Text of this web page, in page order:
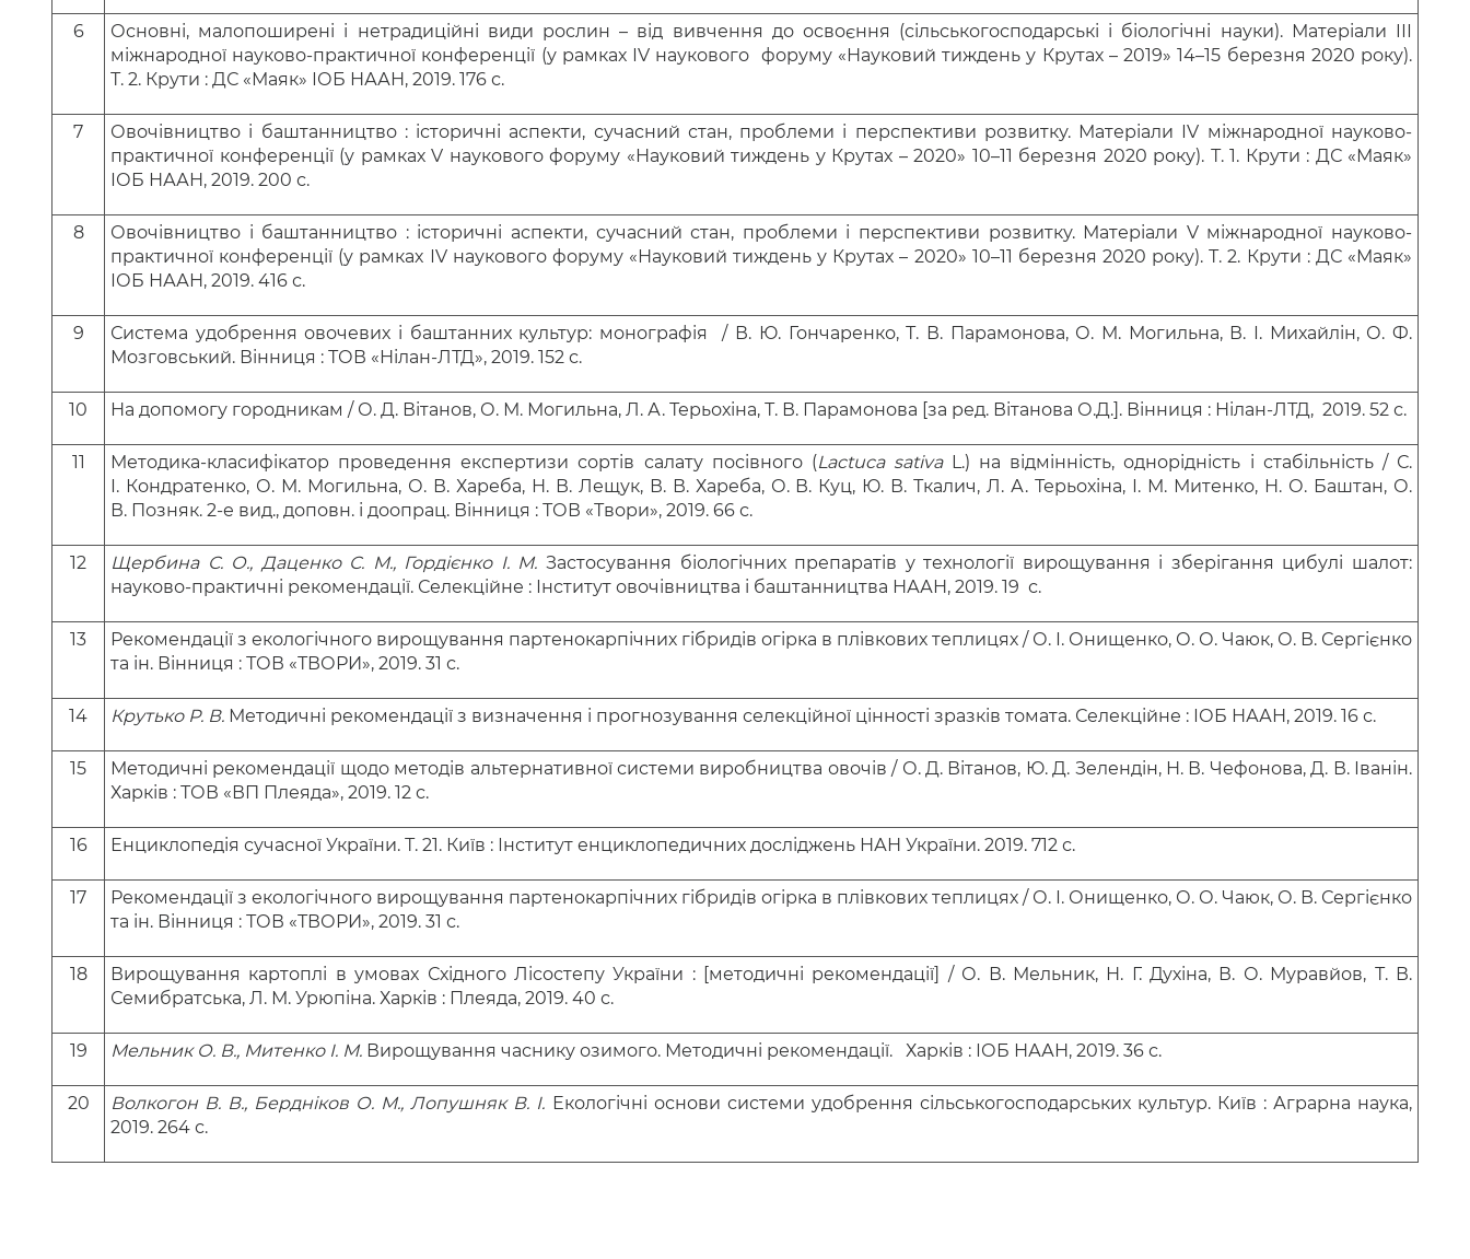
6
Основні, малопоширені і нетрадиційні види рослин – від вивчення до освоєння (сільськогосподарські і біологічні науки). Матеріали IІІ
міжнародної науково-практичної конференції (у рамках ІV наукового форуму «Науковий тиждень у Крутах – 2019» 14–15 березня 2020 року).
Т. 2. Крути : ДС «Маяк» ІОБ НААН, 2019. 176 с.
7
Овочівництво і баштанництво : історичні аспекти, сучасний стан, проблеми і перспективи розвитку. Матеріали ІV міжнародної науково-
практичної конференції (у рамках V наукового форуму «Науковий тиждень у Крутах – 2020» 10–11 березня 2020 року). Т. 1. Крути : ДС «Маяк»
ІОБ НААН, 2019. 200 с.
8
Овочівництво і баштанництво : історичні аспекти, сучасний стан, проблеми і перспективи розвитку. Матеріали V міжнародної науково-
практичної конференції (у рамках ІV наукового форуму «Науковий тиждень у Крутах – 2020» 10–11 березня 2020 року). Т. 2. Крути : ДС «Маяк»
ІОБ НААН, 2019. 416 с.
9 Система удобрення овочевих і баштанних культур: монографія / В. Ю. Гончаренко, Т. В. Парамонова, О. М. Могильна, В. І. Михайлін, О. Ф.
Мозговський. Вінниця : ТОВ «Нілан-ЛТД», 2019. 152 с.
10 На допомогу городникам / О. Д. Вітанов, О. М. Могильна, Л. А. Терьохіна, Т. В. Парамонова [за ред. Вітанова О.Д.]. Вінниця : Нілан-ЛТД, 2019. 52 с.
11 Методика-класифікатор проведення експертизи сортів салату посівного (Lactuca sativaL.) на відмінність, однорідність і стабільність / С.
І. Кондратенко, О. М. Могильна, О. В. Хареба, Н. В. Лещук, В. В. Хареба, О. В. Куц, Ю. В. Ткалич, Л. А. Терьохіна, І. М. Митенко, Н. О. Баштан, О.
В. Позняк. 2-е вид., доповн. і доопрац. Вінниця : ТОВ «Твори», 2019. 66 с.
12 Щербина С. О., Даценко С. М., Гордієнко І. М. Застосування біологічних препаратів у технології вирощування і зберігання цибулі шалот:
науково-практичні рекомендації. Селекційне : Інститут овочівництва і баштанництва НААН, 2019. 19 с.
13 Рекомендації з екологічного вирощування партенокарпічних гібридів огірка в плівкових теплицях / О. І. Онищенко, О. О. Чаюк, О. В. Сергієнко
та ін. Вінниця : ТОВ «ТВОРИ», 2019. 31 с.
14 Крутько Р. В. Методичні рекомендації з визначення і прогнозування селекційної цінності зразків томата. Селекційне : ІОБ НААН, 2019. 16 с.
15 Методичні рекомендації щодо методів альтернативної системи виробництва овочів / О. Д. Вітанов, Ю. Д. Зелендін, Н. В. Чефонова, Д. В. Іванін.
Харків : ТОВ «ВП Плеяда», 2019. 12 с.
16 Енциклопедія сучасної України. Т. 21. Київ : Інститут енциклопедичних досліджень НАН України. 2019. 712 с.
17 Рекомендації з екологічного вирощування партенокарпічних гібридів огірка в плівкових теплицях / О. І. Онищенко, О. О. Чаюк, О. В. Сергієнко
та ін. Вінниця : ТОВ «ТВОРИ», 2019. 31 с.
18 Вирощування картоплі в умовах Східного Лісостепу України : [методичні рекомендації] / О. В. Мельник, Н. Г.Духіна, В. О. Муравйов, Т. В.
Семибратська, Л. М. Урюпіна. Харків : Плеяда, 2019. 40 с.
19 Мельник О. В., Митенко І. М. Вирощування часнику озимого. Методичні рекомендації. Харків : ІОБ НААН, 2019. 36 с.
20 Волкогон В. В., Бердніков О. М., Лопушняк В. І. Екологічні основи системи удобрення сільськогосподарських культур. Київ : Аграрна наука,
2019. 264 с.